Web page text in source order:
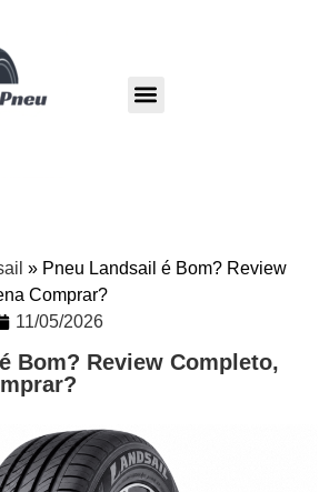
» Pneu Landsail é Bom? Review
Comprar?
11/05/2026
Bom? Review Completo,